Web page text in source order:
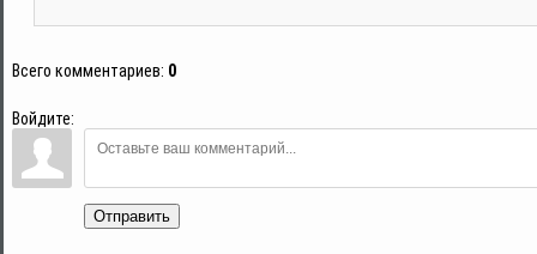
Всего комментариев: 0
Войдите:
Отправить